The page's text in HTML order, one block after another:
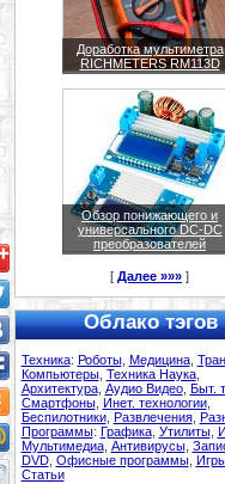
Доработка мультиметра
RICHMETERS RM113D
Обзор понижающего и
универсального DC-DC
преобразователей
[ Далее »»» ]
Облако тэгов
Техника: Роботы, Медицина,
Компьютеры, Техника Наука,
Архитектура, Аудио Видео, Быт.
Смартфоны, Инет. технологии,
Беспилотники, Развлечения,
Программы: Графика, Утилиты,
Мультимедиа, Антивирусы,
DVD, Офисные программы,
Статьи